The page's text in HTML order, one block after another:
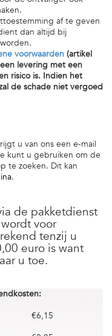
af te geven
dan altijd bij
voorwaarden (artikel
levering met een
risico is. Indien het
de schade niet vergoed
u van ons een e-mail
kunt u gebruiken om de
te zoeken. Dit kan
.
de pakketdienst
voor
tenzij u
euro is want
u toe.
€6,15